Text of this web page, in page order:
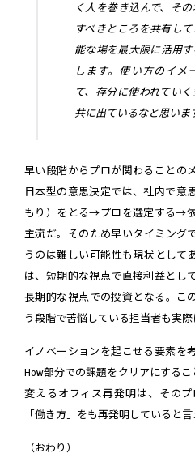
く人を巻き込んで、そ
すべきところを共有し
能な場を最大限に活用
します。使い方のイメ
て、存分に使われてい
共に出ているなと思いま
早い段階からプロが関わることの
日本型の意思決定では、社内で
もり）をとる→プロを選定する→
主流だ。そのため早いタイミング
うのは難しい可能性も現状として
は、短期的な視点で直接利益とし
長期的な視点での投資となる。こ
う段階で苦悩している担当者も実際
イノベーションを起こせる要素を
How部分での課題をクリアにする
変えるオフィス再発明は、その
「働き方」をも再発明していると言
（おわり）